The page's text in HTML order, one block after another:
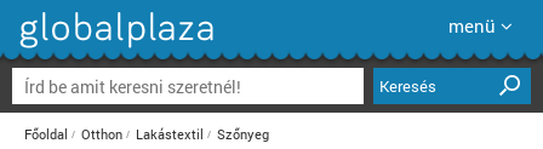
menü
Keresés
Főoldal Otthon Lakástextil Szőnyeg